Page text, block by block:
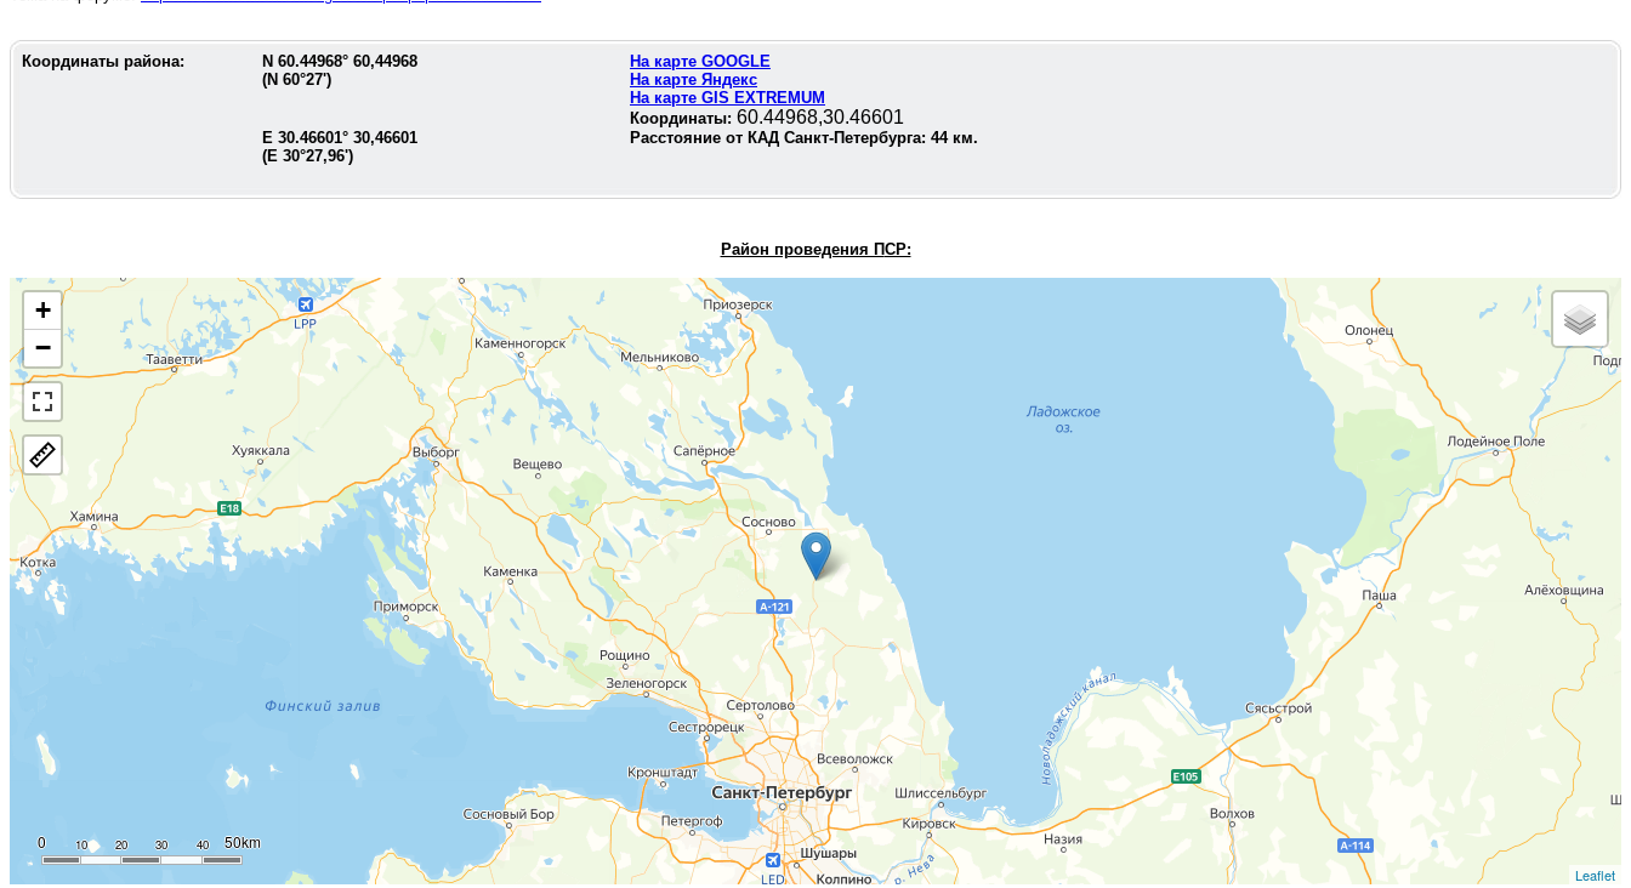
Координаты района: N 60.44968° 60,44968
(N 60°27')
На карте GOOGLE
На карте Яндекс
На карте GIS EXTREMUM
Координаты: 60.44968,30.46601
E 30.46601° 30,46601
(E 30°27,96')
Расстояние от КАД Санкт-Петербурга: 44км.
Район проведения ПСР:
+
−
10
0 20 30 40 50km
Leaflet